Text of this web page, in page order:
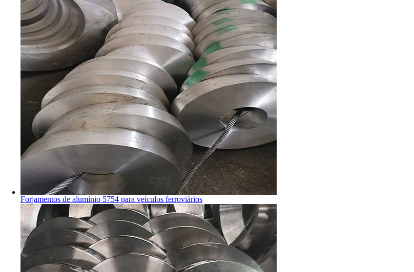
Forjamentos de alumínio 5754 para veículos ferroviários